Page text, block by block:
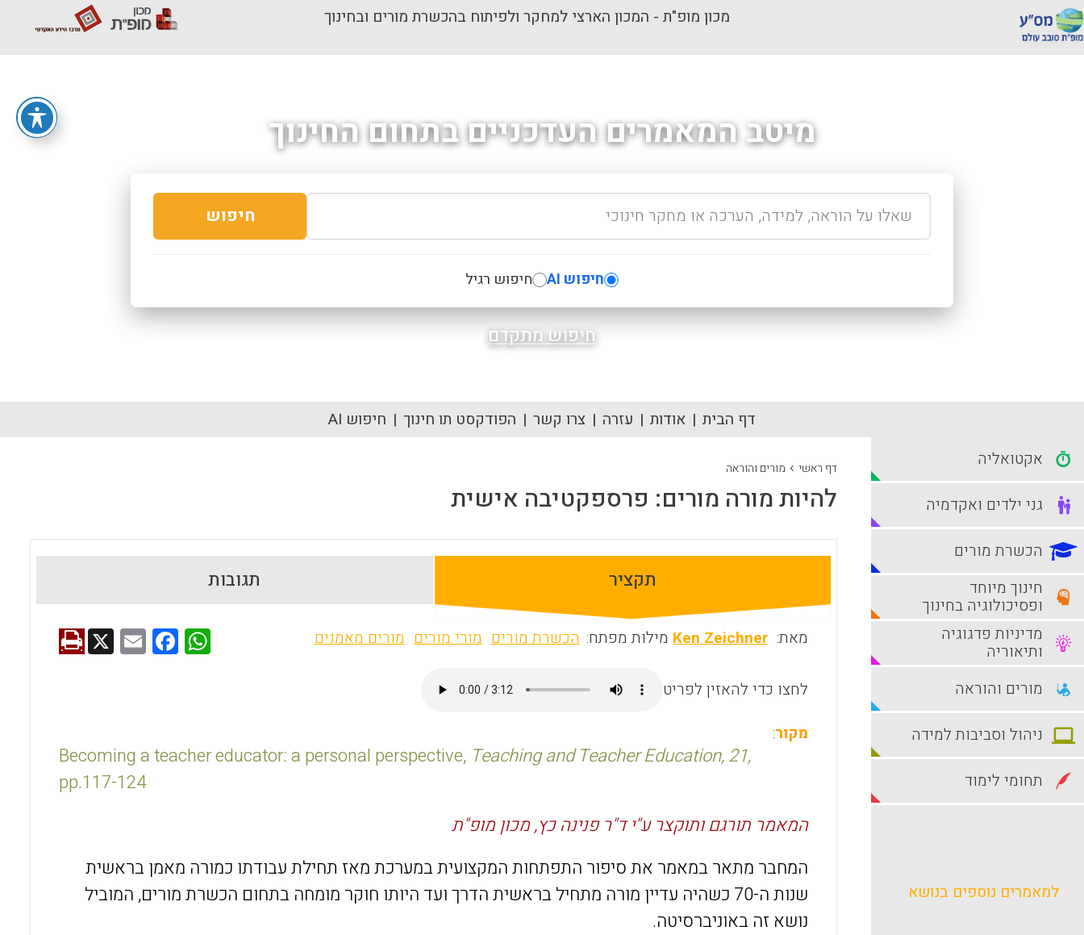
מכון מופ"ת - המכון הארצי למחקר ולפיתוח בהכשרת מורים ובחינוך
מיטב המאמרים העדכניים בתחום החינוך
חיפוש
חיפוש AI חיפוש רגיל
חיפוש מתקדם
דף הבית אודות עזרה צרו קשר הפודקסט תו חינוך חיפוש AI
דף ראשי › מורים והוראה
להיות מורה מורים: פרספקטיבה אישית
תקציר תגובות
מאת: Ken Zeichner
W
h
A
p
F
a
o
o
k
E
m
X מילות מפתח: הכשרת מורים מורי מורים מורים מאמנים
לחצו כדי להאזין לפריט
מקור:
Becoming a teacher educator: a personal perspective, Teaching and Teacher Education, 21,
pp.117-124
המאמר תורגם ותוקצר ע"י ד"רפנינה כץ, מכון מופ"ת
המחבר מתאר במאמר את סיפור התפתחות המקצועית במערכת מאז תחילת עבודתו כמורה מאמן בראשית
שנות ה-70 כשהיה
עדיין מורה מתחיל בראשית הדרך ועד היותו חוקר מומחה בתחום הכשרת מורים, המוביל
נושא זה באוניברסיטה.
אקטואליה
גני ילדים ואקדמיה
הכשרת מורים
חינוך מיוחד
ופסיכולוגיה בחינוך
מדיניות פדגוגיה
ותיאוריה
מורים והוראה
ניהול וסביבות למידה
תחומי לימוד
למאמרים נוספים בנושא